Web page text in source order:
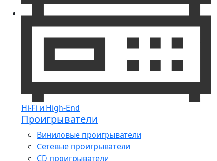
Hi-Fi и High-End
Проигрыватели
Виниловые проигрыватели
Сетевые проигрыватели
CD проигрыватели